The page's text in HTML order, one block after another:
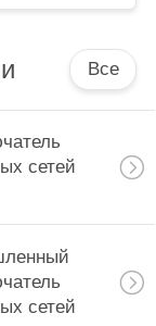
Все
сетей
сетей